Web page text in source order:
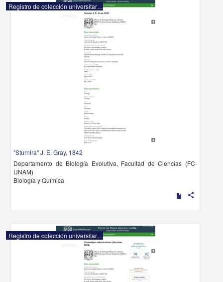
Registro de colección universitaria
"Sturnira" J. E. Gray, 1842
Departamento de Biología Evolutiva, Facultad de Ciencias (FC-
UNAM)
Biología y Química
share
Registro de colección universitaria